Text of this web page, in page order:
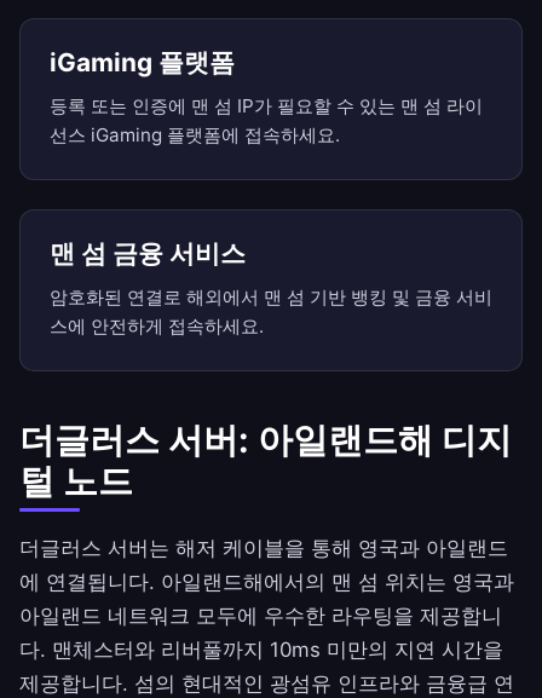
iGaming 플랫폼
등록 또는 인증에 맨 섬 IP가 필요할 수 있는 맨 섬 라이
선스 iGaming 플랫폼에 접속하세요.
맨 섬 금융 서비스
암호화된 연결로 해외에서 맨 섬 기반 뱅킹 및 금융 서비
스에 안전하게 접속하세요.
더글러스 서버: 아일랜드해 디지
털 노드
더글러스 서버는 해저 케이블을 통해 영국과 아일랜드
에 연결됩니다. 아일랜드해에서의 맨 섬 위치는 영국과
아일랜드 네트워크 모두에 우수한 라우팅을 제공합니
다. 맨체스터와 리버풀까지 10ms 미만의 지연 시간을
제공합니다. 섬의 현대적인 광섬유 인프라와 금융급 연